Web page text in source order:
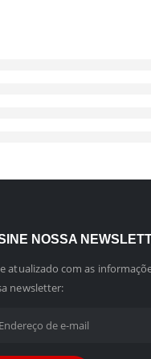
NOSSA
atualizado com as
newsletter: